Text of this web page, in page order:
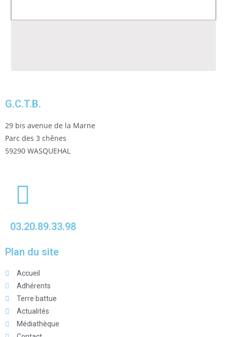
G.C.T.B.
29 bis avenue de la Marne
Parc des 3 chênes
59290 WASQUEHAL
03.20.89.33.98
Plan du site
Accueil
Adhérents
Terre battue
Actualités
Médiathèque